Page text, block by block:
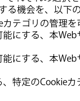
る機会を、以下
テゴリの管理を
にする、本
にする、本
特定のCookie